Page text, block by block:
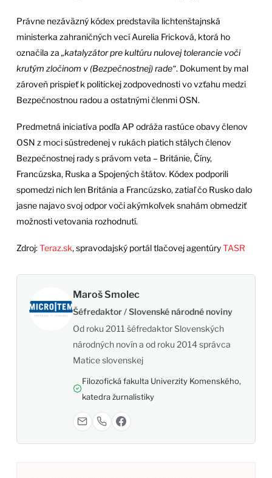
Právne nezáväzný kódex predstavila lichtenštajnská
ministerka zahraničných vecí Aurelia Fricková, ktorá ho
označila za „katalyzátor pre kultúru nulovej tolerancie voči
krutým zločinom v (Bezpečnostnej) rade“. Dokument by mal
zároveň prispieť k politickej zodpovednosti vo vzťahu medzi
Bezpečnostnou radou a ostatnými členmi OSN.
Predmetná iniciatíva podľa AP odráža rastúce obavy členov
OSN z moci sústredenej v rukách piatich stálych členov
Bezpečnostnej rady s právom veta – Británie, Číny,
Francúzska, Ruska a Spojených štátov. Kódex podporili
spomedzi nich len Británia a Francúzsko, zatiaľ čo Rusko dalo
jasne najavo svoj odpor voči akýmkoľvek snahám obmedziť
možnosti vetovania rozhodnutí.
Zdroj:Teraz.sk, spravodajský portál tlačovej agentúryTASR
Maroš Smolec
Šéfredaktor / Slovenské národné noviny
Od roku 2011 šéfredaktor Slovenských
národných novín a od roku 2014 správca
Matice slovenskej
Filozofická fakulta Univerzity Komenského,
katedra žurnalistiky